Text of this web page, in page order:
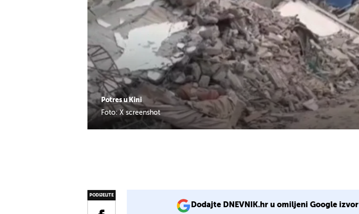
Potres u Kini
Foto: X screenshot
PODIJELITE
Dodajte DNEVNIK.hr u omiljeni Google izvor